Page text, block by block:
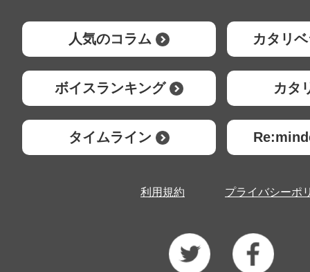
人気のコラム カタリ
ボイスランキング カタ
タイムライン
利用規約 プライバシーポ